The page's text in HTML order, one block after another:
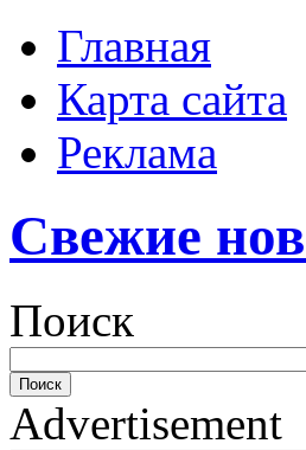
Главная
Карта сайта
Реклама
Свежие
Поиск
Advertisement